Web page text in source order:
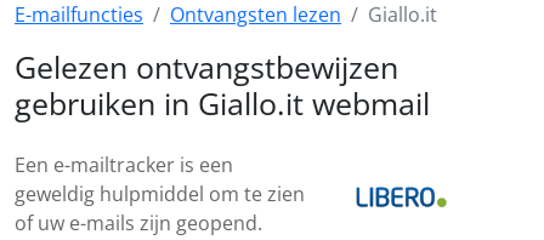
E-mailfuncties Ontvangsten lezen Giallo.it
Gelezen ontvangstbewijzen
gebruiken in Giallo.it webmail
Een e-mailtracker is een
geweldig hulpmiddel om te zien
of uw e-mails zijn geopend.